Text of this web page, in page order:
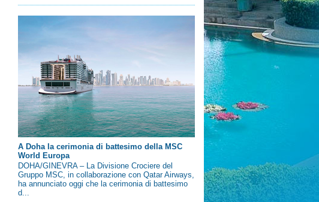
A Doha la cerimonia di battesimo della MSC
World Europa
DOHA/GINEVRA – La Divisione Crociere del
Gruppo MSC, in collaborazione con Qatar Airways,
ha annunciato oggi che la cerimonia di battesimo
d...